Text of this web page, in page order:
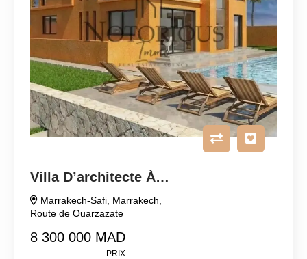
Villa D’architecte À Vendre
Marrakech-Safi Marrakech
Route de Ouarzazate
8 300 000 MAD
PRIX